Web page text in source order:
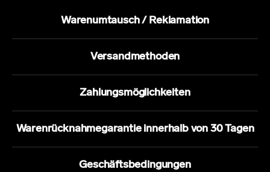
Warenumtausch / Reklamation
Versandmethoden
Zahlungsmöglichkeiten
Warenrücknahmegarantie innerhalb von 30 Tagen
Geschäftsbedingungen